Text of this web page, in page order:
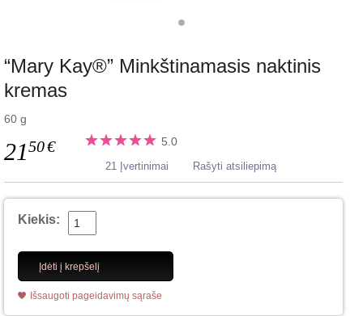
“Mary Kay®” Minkštinamasis naktinis
kremas
60 g
2150€ 5.0
21 Įvertinimai Rašyti atsiliepimą
Kiekis:
Įdėti į krepšelį
Išsaugoti pageidavimų sąraše